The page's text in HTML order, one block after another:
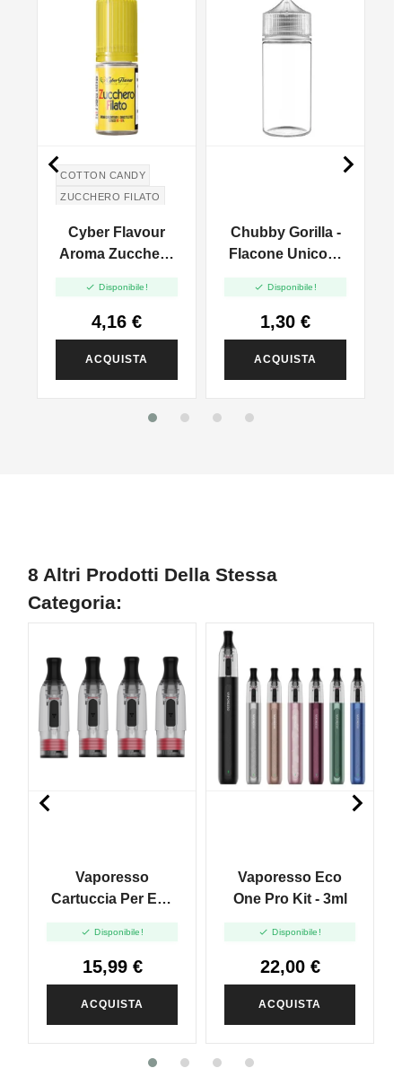
COTTON CANDY
ZUCCHERO FILATO
Cyber Flavour
Aroma Zucchero
 Disponibile!
4,16 €
ACQUISTA
Chubby Gorilla -
Flacone Unicorn
100ml
 Disponibile!
1,30 €
ACQUISTA
 
8 Altri Prodotti Della Stessa
Categoria:
Vaporesso
Cartuccia Per Eco
 Disponibile!
15,99 €
ACQUISTA
Vaporesso Eco
One Pro Kit - 3ml
 Disponibile!
22,00 €
ACQUISTA
 